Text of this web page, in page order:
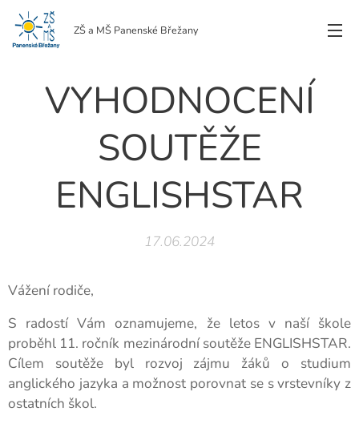
ZŠ a MŠ Panenské Břežany
VYHODNOCENÍ
SOUTĚŽE
ENGLISHSTAR
17.06.2024
Vážení rodiče,
S radostí Vám oznamujeme, že letos v naší škole
proběhl 11. ročník mezinárodní soutěže ENGLISHSTAR.
Cílem soutěže byl rozvoj zájmu žáků o studium
anglického jazyka a možnost porovnat se s vrstevníky z
ostatních škol.